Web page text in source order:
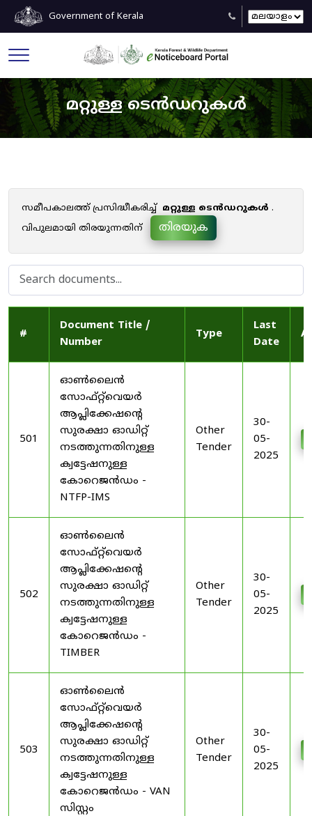
Government of Kerala
മറ്റുള്ള ടെൻഡറുകൾ
സമീപകാലത്ത് പ്രസിദ്ധീകരിച്ച് മറ്റുള്ള ടെൻഡറുകൾ .
വിപുലമായി തിരയുന്നതിന്
തിരയുക
#
Document Title /
Number
Type
Last
Date
501
ഓൺലൈൻ
സോഫ്റ്റ്‌വെയർ
ആപ്ലിക്കേഷന്റെ
സുരക്ഷാ ഓഡിറ്റ്
നടത്തുന്നതിനുള്ള
ക്വട്ടേഷനുള്ള
കോറെജൻഡം -
NTFP-IMS
Other
Tender
30-
05-
2025
502
ഓൺലൈൻ
സോഫ്റ്റ്‌വെയർ
ആപ്ലിക്കേഷന്റെ
സുരക്ഷാ ഓഡിറ്റ്
നടത്തുന്നതിനുള്ള
ക്വട്ടേഷനുള്ള
കോറെജൻഡം -
TIMBER
Other
Tender
30-
05-
2025
503
ഓൺലൈൻ
സോഫ്റ്റ്‌വെയർ
ആപ്ലിക്കേഷന്റെ
സുരക്ഷാ ഓഡിറ്റ്
നടത്തുന്നതിനുള്ള
ക്വട്ടേഷനുള്ള
കോറെജൻഡം - VAN
സിസ്റ്റം
Other
Tender
30-
05-
2025